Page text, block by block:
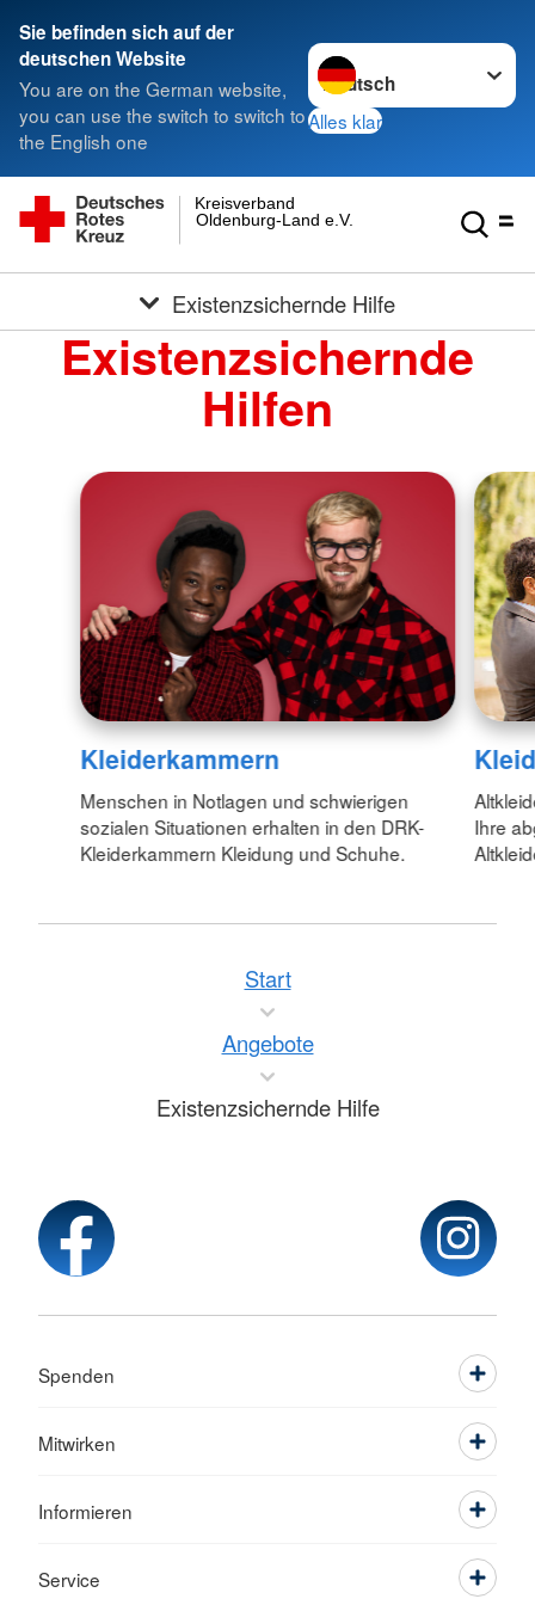
Sie befinden sich auf der
deutschen Website
You are on the German website,
you can use the switch to switch to
the English one
Sprache wechseln zu
Alles klar
Oldenburg-Land e.V.
Kreisverband
Existenzsichernde Hilfe
Existenzsichernde
Hilfen
Kleiderkammern
Menschen in Notlagen und schwierigen
sozialen Situationen erhalten in den DRK-
Kleiderkammern Kleidung und Schuhe.
Ihre
Start
Angebote
Existenzsichernde Hilfe
Spenden
Mitwirken
Informieren
Service